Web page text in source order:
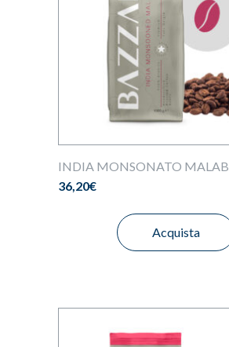
INDIA MONSONATO
36,20€
Acquista